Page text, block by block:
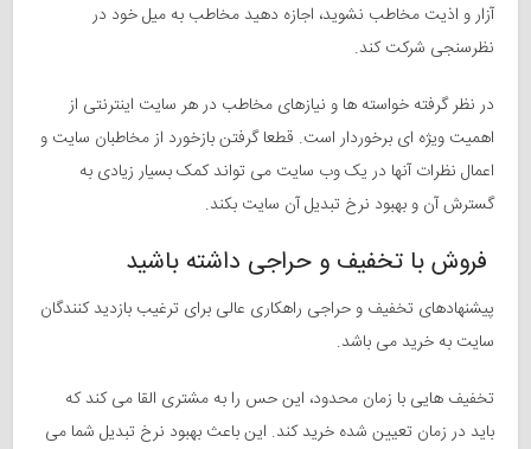
آزار و اذیت مخاطب نشوید، اجازه دهید مخاطب به میل خود در
نظرسنجی شرکت کند.
در نظر گرفته خواسته ها و نیازهای مخاطب در هر سایت اینترنتی از
اهمیت ویژه ای برخوردار است. قطعا گرفتن بازخورد از مخاطبان سایت و
اعمال نظرات آنها در یک وب سایت می تواند کمک بسیار زیادی به
گسترش آن و بهبود نرخ تبدیل آن سایت بکند.
فروش با تخفیف و حراجی داشته باشید
پیشنهادهای تخفیف و حراجی راهکاری عالی برای ترغیب بازدید کنندگان
سایت به خرید می باشد.
تخفیف هایی با زمان محدود، این حس را به مشتری القا می کند که
باید در زمان تعیین شده خرید کند. این باعث بهبود نرخ تبدیل شما می